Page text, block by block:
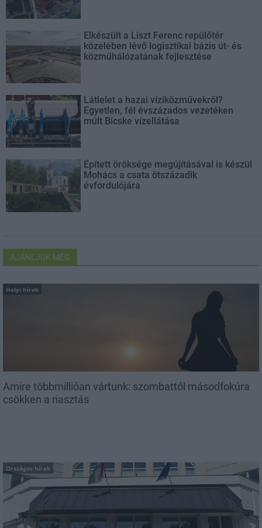
Elkészült a Liszt Ferenc repülőtér
közelében lévő logisztikai bázis út- és
közműhálózatának fejlesztése
Látlelet a hazai víziközművekről?
Egyetlen, fél évszázados vezetéken
múlt Bicske vízellátása
Épített öröksége megújításával is készül
Mohács a csata ötszázadik
évfordulójára
AJÁNLJUK MÉG
Helyi hírek
Amire többmillióan vártunk: szombattól másodfokúra
csökken a riasztás
Országos hírek